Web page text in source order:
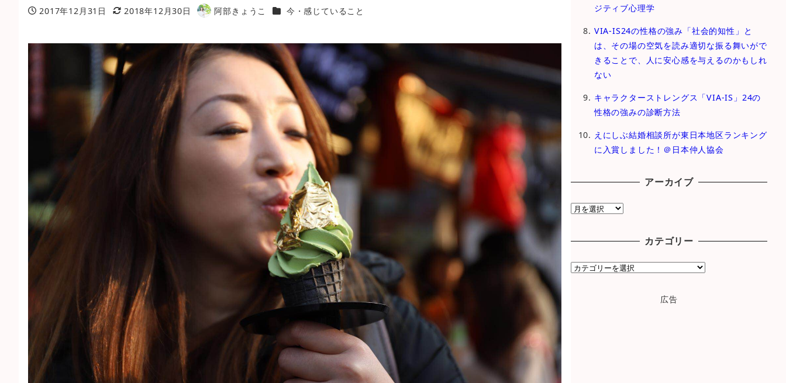
投稿日
2017年12月31日
更新日
2018年12月30日
著
阿部きょうこ カテゴリー
今・感じていること
ジティブ心理学
VIA-IS24の性格の強み「社会的知性」と
は、その場の空気を読み適切な振る舞いがで
きることで、人に安心感を与えるのかもしれ
ない
キャラクターストレングス「VIA-IS」24の
性格の強みの診断方法
えにしぶ結婚相談所が東日本地区ランキング
に入賞しました！＠日本仲人協会
アーカイブ
ア
ブ
カテゴリー
カ
広告